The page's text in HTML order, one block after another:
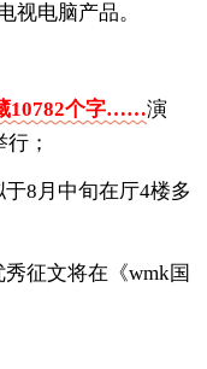
视电脑产品。
10782个字……演
；
于8月中旬在厅4楼多
征文将在《wmk国